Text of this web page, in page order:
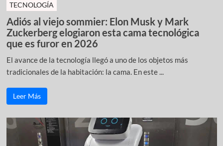
TECNOLOGÍA
Adiós al viejo sommier: Elon Musk y Mark
Zuckerberg elogiaron esta cama tecnológica
que es furor en 2026
El avance de la tecnología llegó a uno de los objetos más
tradicionales de la habitación: la cama. En este ...
Leer Más